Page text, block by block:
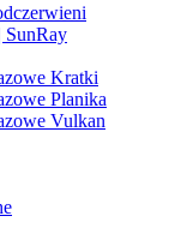
SunRay
Kratki
Planika
Vulkan